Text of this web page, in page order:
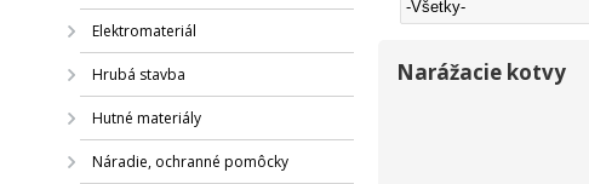
Elektromateriál
Hrubá stavba
Hutné materiály
Náradie, ochranné pomôcky
Narážacie kotvy